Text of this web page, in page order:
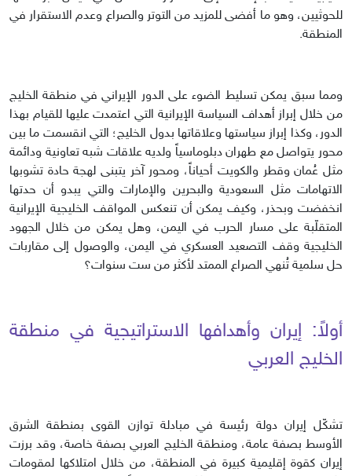
للحوثيين، وهو ما أفضى للمزيد من التوتر والصراع وعدم الاستقرار في
المنطقة.
ومما سبق يمكن تسليط الضوء على الدور الإيراني في منطقة الخليج
من خلال إبراز أهداف السياسة الإيرانية التي اعتمدت عليها للقيام بهذا
الدور، وكذا إبراز سياستها وعلاقاتها بدول الخليج؛ التي انقسمت ما بين
محور يتواصل مع طهران دبلوماسياً ولديه علاقات شبه تعاونية ودائمة
مثل عُمان وقطر والكويت أحياناً، ومحور آخر يتبنى لهجة حادة تشوبها
الاتهامات مثل السعودية والبحرين والإمارات والتي يبدو أن حدتها
انخفضت وبحذر، وكيف يمكن أن تنعكس المواقف الخليجية الإيرانية
المتقلّبة على مسار الحرب في اليمن، وهل يمكن من خلال الجهود
الخليجية وقف التصعيد العسكري في اليمن، والوصول إلى مقاربات
حل سلمية تُنهي الصراع الممتد لأكثر من ست سنوات؟
أولاً: إيران وأهدافها الاستراتيجية في منطقة
الخليج العربي
تشكّل إيران دولة رئيسة في مبادلة توازن القوى بمنطقة الشرق
الأوسط بصفة عامة، ومنطقة الخليج العربي بصفة خاصة، وقد برزت
إيران كقوة إقليمية كبيرة في المنطقة، من خلال امتلاكها لمقومات